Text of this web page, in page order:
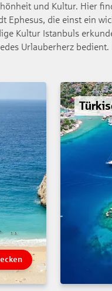
und Kultur. Hier
Ephesus, die einst ein
Kultur Istanbuls
Urlauberherz